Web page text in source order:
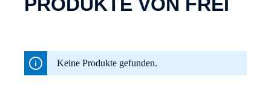
PRODUKTE VON FREI
Keine Produkte gefunden.